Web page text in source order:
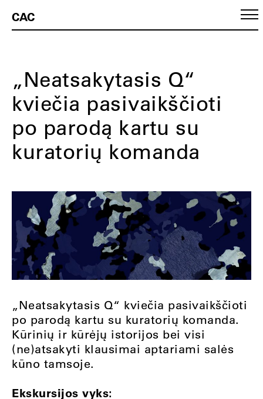
CAC
„Neatsakytasis Q“
kviečia pasivaikščioti
po parodą kartu su
kuratorių komanda
„Neatsakytasis Q“ kviečia pasivaikščioti
po parodą kartu su kuratorių komanda.
Kūrinių ir kūrėjų istorijos bei visi
(ne)atsakyti klausimai aptariami salės
kūno tamsoje.
Ekskursijos vyks: